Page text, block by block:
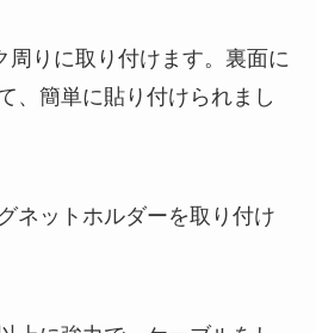
周りに取り付けます。裏面に
、簡単に貼り付けられまし
ネットホルダーを取り付け